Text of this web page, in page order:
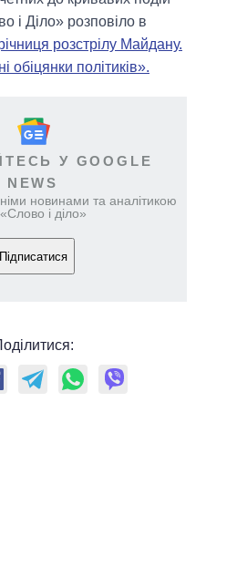
і Діло» розповіло в
розстрілу Майдану.
обіцянки політиків».
У GOOGLE
NEWS
новинами та аналітикою
«Слово і діло»
Підписатися